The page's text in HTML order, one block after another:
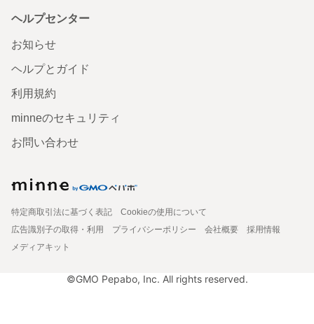
ヘルプセンター
お知らせ
ヘルプとガイド
利用規約
minneのセキュリティ
お問い合わせ
特定商取引法に基づく表記
Cookieの使用について
広告識別子の取得・利用
プライバシーポリシー 会社概要
採用情報
メディアキット
©GMO Pepabo, Inc. All rights reserved.